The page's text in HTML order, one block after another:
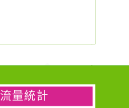
流量統計